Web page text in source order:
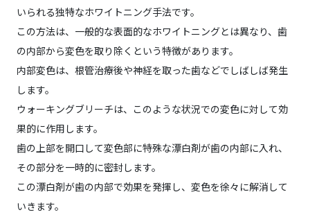
いられる独特なホワイトニング手法です。
この方法は、一般的な表面的なホワイトニングとは異なり、歯
の内部から変色を取り除くという特徴があります。
内部変色は、根管治療後や神経を取った歯などでしばしば発生
します。
ウォーキングブリーチは、このような状況での変色に対して効
果的に作用します。
歯の上部を開口して変色部に特殊な漂白剤が歯の内部に入れ、
その部分を一時的に密封します。
この漂白剤が歯の内部で効果を発揮し、変色を徐々に解消して
いきます。